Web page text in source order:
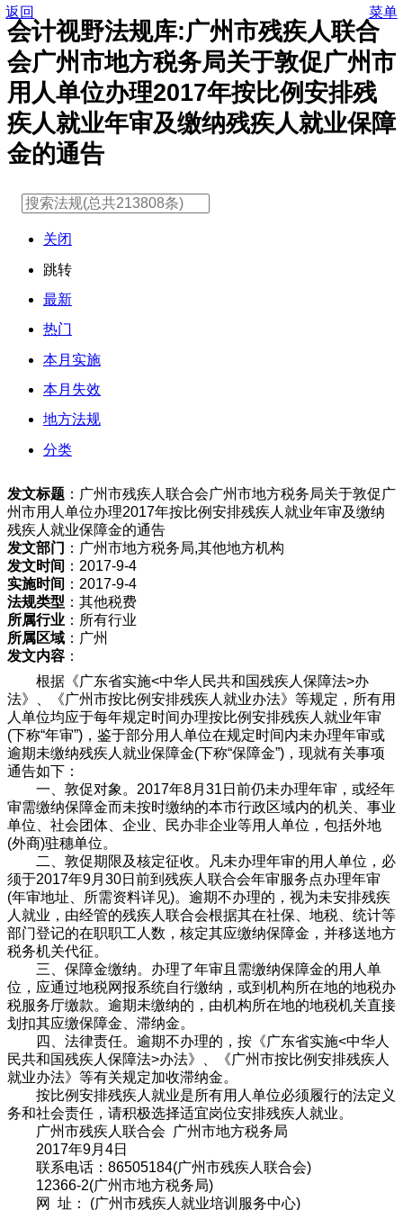
返回
会计视野法规库:广州市残疾人联合
会广州市地方税务局关于敦促广州市
用人单位办理2017年按比例安排残
疾人就业年审及缴纳残疾人就业保障
金的通告
菜单
关闭
跳转
最新
热门
本月实施
本月失效
地方法规
分类
发文标题 ：广州市残疾人联合会广州市地方税务局关于敦促广
州市用人单位办理2017年按比例安排残疾人就业年审及缴纳
残疾人就业保障金的通告
发文部门 ：广州市地方税务局,其他地方机构
发文时间 ：2017-9-4
实施时间 ：2017-9-4
法规类型 ：其他税费
所属行业 ：所有行业
所属区域 ：广州
发文内容 ：
根据《广东省实施<中华人民共和国残疾人保障法>办
法》、《广州市按比例安排残疾人就业办法》等规定，所有用
人单位均应于每年规定时间办理按比例安排残疾人就业年审
(下称“年审”)，鉴于部分用人单位在规定时间内未办理年审或
逾期未缴纳残疾人就业保障金(下称“保障金”)，现就有关事项
通告如下：
一、敦促对象。2017年8月31日前仍未办理年审，或经年
审需缴纳保障金而未按时缴纳的本市行政区域内的机关、事业
单位、社会团体、企业、民办非企业等用人单位，包括外地
(外商)驻穗单位。
二、敦促期限及核定征收。凡未办理年审的用人单位，必
须于2017年9月30日前到残疾人联合会年审服务点办理年审
(年审地址、所需资料详见)。逾期不办理的，视为未安排残疾
人就业，由经管的残疾人联合会根据其在社保、地税、统计等
部门登记的在职职工人数，核定其应缴纳保障金，并移送地方
税务机关代征。
三、保障金缴纳。办理了年审且需缴纳保障金的用人单
位，应通过地税网报系统自行缴纳，或到机构所在地的地税办
税服务厅缴款。逾期未缴纳的，由机构所在地的地税机关直接
划扣其应缴保障金、滞纳金。
四、法律责任。逾期不办理的，按《广东省实施<中华人
民共和国残疾人保障法>办法》、《广州市按比例安排残疾人
就业办法》等有关规定加收滞纳金。
按比例安排残疾人就业是所有用人单位必须履行的法定义
务和社会责任，请积极选择适宜岗位安排残疾人就业。
广州市残疾人联合会 广州市地方税务局
2017年9月4日
联系电话：86505184(广州市残疾人联合会)
12366-2(广州市地方税务局)
网 址： (广州市残疾人就业培训服务中心)